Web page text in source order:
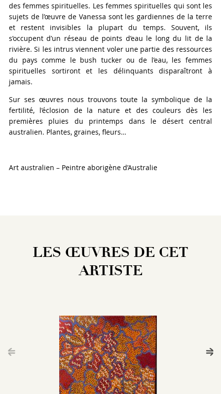
des femmes spirituelles. Les femmes spirituelles qui sont les
sujets de l’œuvre de Vanessa sont les gardiennes de la terre
et restent invisibles la plupart du temps. Souvent, ils
s’occupent d’un réseau de points d’eau le long du lit de la
rivière. Si les intrus viennent voler une partie des ressources
du pays comme le bush tucker ou de l’eau, les femmes
spirituelles sortiront et les délinquants disparaîtront à
jamais.
Sur ses œuvres nous trouvons toute la symbolique de la
fertilité, l’éclosion de la nature et des couleurs dès les
premières pluies du printemps dans le désert central
australien. Plantes, graines, fleurs…
Art australien – Peintre aborigène d’Australie
LES ŒUVRES DE CET
ARTISTE